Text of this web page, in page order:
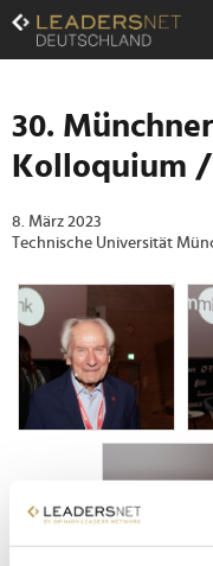
Zum
Inhalt
Zur
Navigation
Zur
Hauptnavigation
30.
Kolloquium /
8. März 2023
Technische Universität